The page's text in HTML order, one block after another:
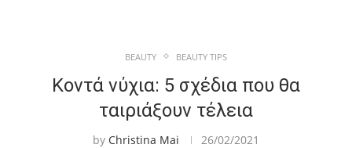
BEAUTY BEAUTY TIPS
Κοντά νύχια: 5 σχέδια που θα
ταιριάξουν τέλεια
by Christina Mai 26/02/2021